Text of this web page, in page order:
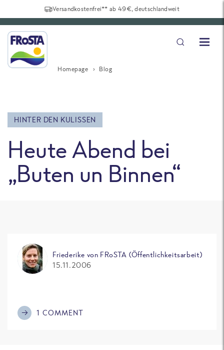
Versandkostenfrei** ab 49€, deutschlandweit
Homepage Blog
HINTER DEN KULISSEN
Heute Abend bei
„Buten un Binnen“
Friederike von FRoSTA (Öffentlichkeitsarbeit)
15.11.2006
1 COMMENT